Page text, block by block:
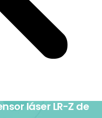
láser LR-Z de